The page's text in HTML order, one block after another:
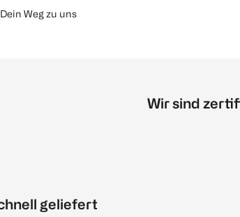
Dein Weg zu uns
geliefert
Wir sind